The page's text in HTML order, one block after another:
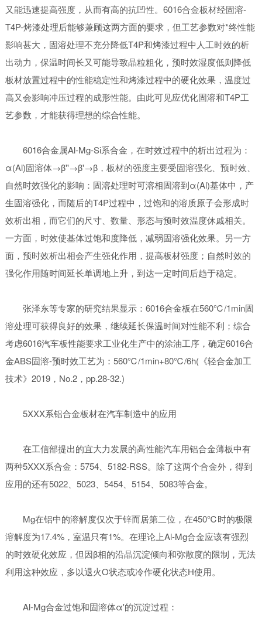
又能迅速提高强度，从而有高的抗凹性。6016合金板材经固溶-
T4P-烤漆处理后能够兼顾这两方面的要求，但工艺参数对*终性能
影响甚大，固溶处理不充分降低T4P和烤漆过程中人工时效的析
出动力，保温时间长又可能导致晶粒粗化，预时效湿度低则降低
板材放置过程中的性能稳定性和烤漆过程中的硬化效果，温度过
高又会影响冲压过程的成形性能。由此可见应优化固溶和T4P工
艺参数，才能获得理想的综合性能。
6016合金属Al-Mg-Si系合金，在时效过程中的析出过程为：
α(Al)固溶体→β''→β'→β，板材的强度主要受固溶强化、预时效、
自然时效强化的影响：固溶处理时可溶相固溶到α(Al)基体中，产
生固溶强化，而随后的T4P过程中，过饱和的溶质原子会形成时
效析出相，而它们的尺寸、数量、形态与预时效温度休戚相关。
一方面，时效使基体过饱和度降低，减弱固溶强化效果。另一方
面，预时效析出相会产生强化作用，提高板材强度；自然时效的
强化作用随时间延长单调地上升，到达一定时间后趋于稳定。
张泽东等专家的研究结果显示：6016合金板在560℃/1min固
溶处理可获得良好的效果，继续延长保温时间对性能不利；综合
考虑6016汽车板性能要求工业化生产中的涂油工序，确定6016合
金ABS固溶-预时效工艺为：560℃/1min+80℃/6h(《轻合金加工
技术》2019，No.2，pp.28-32.)
5XXX系铝合金板材在汽车制造中的应用
在工信部提出的宜大力发展的高性能汽车用铝合金薄板中有
两种5XXX系合金：5754、5182-RSS。除了这两个合金外，得到
应用的还有5022、5023、5454、5154、5083等合金。
Mg在铝中的溶解度仅次于锌而居第二位，在450℃时的极限
溶解度为17.4%，室温只有1%。在理论上Al-Mg合金应该有强烈
的时效硬化效应，但因β相的沿晶沉淀倾向和弥散度的限制，无法
利用这种效应，多以退火O状态或冷作硬化状态H使用。
Al-Mg合金过饱和固溶体α'的沉淀过程：